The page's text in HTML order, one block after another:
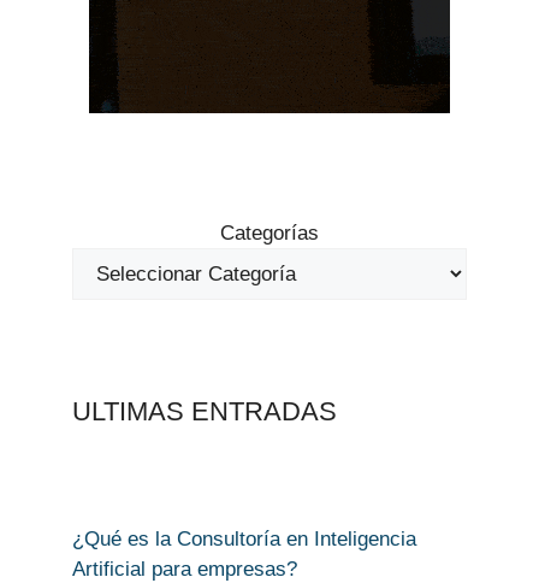
Categorías
ULTIMAS ENTRADAS
¿Qué es la Consultoría en Inteligencia
Artificial para empresas?